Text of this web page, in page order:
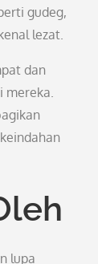
gudeg,
lezat.
dan
mereka.
lupa